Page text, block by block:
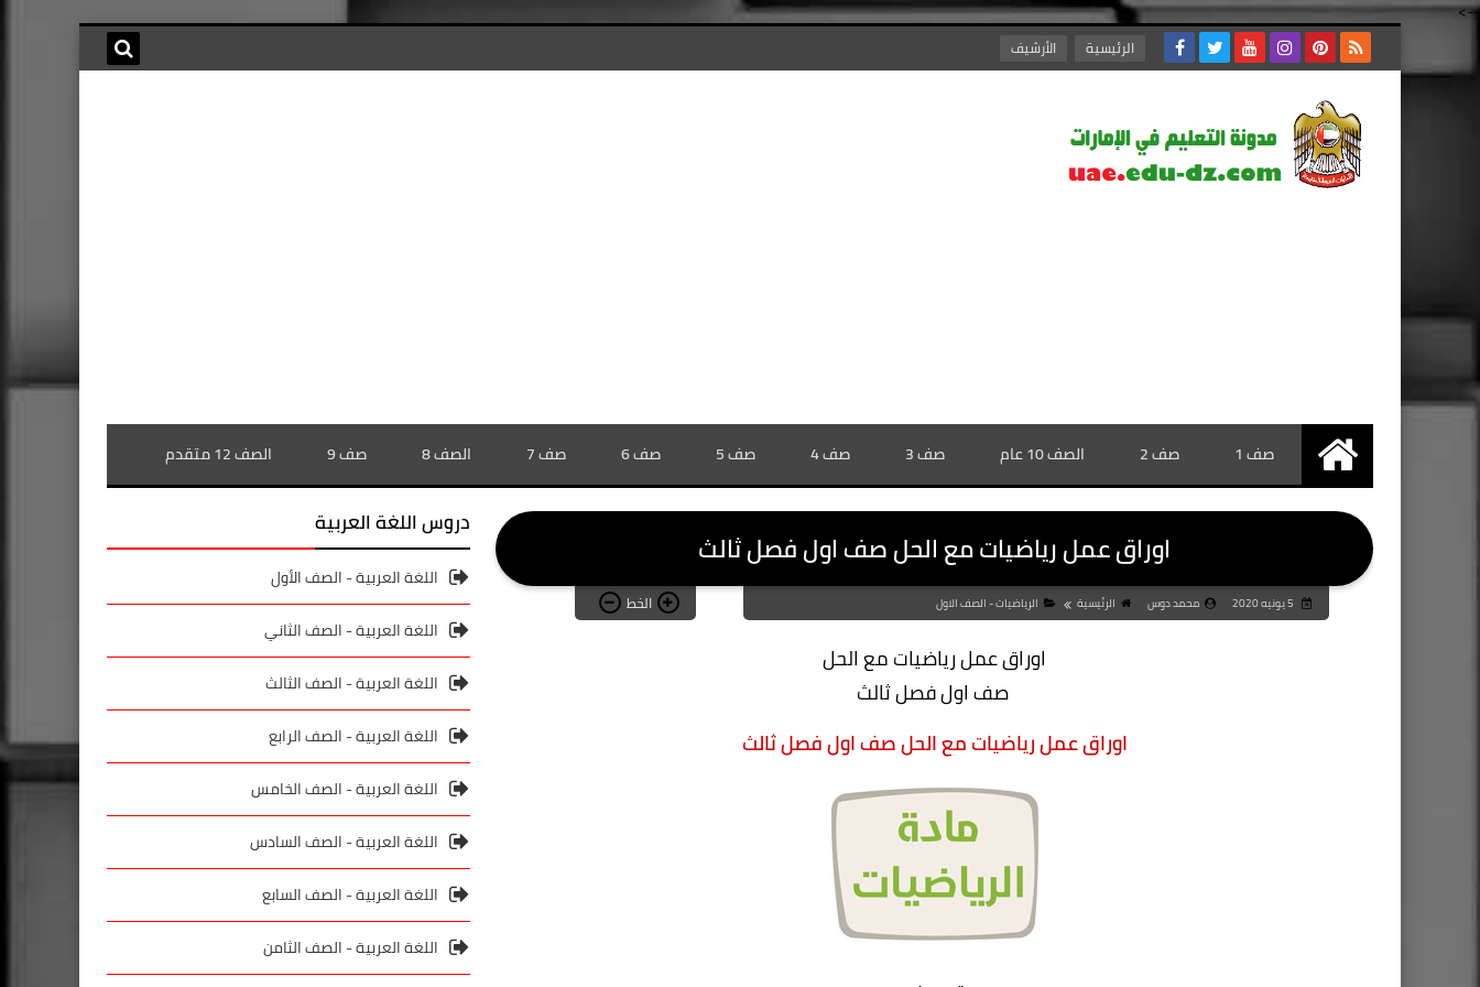
-->
الرئيسية الأرشيف
الرئيسية صف 1 صف 2 الصف 10 عام صف 3 صف 4 صف 5 صف 6 صف 7 الصف 8 صف 9 الصف 12 متقدم
اوراق عمل رياضيات مع الحل صف اول فصل ثالث
محمد دوس الرئيسية الرياضيات - الصف الاول الخط
اوراق عمل رياضيات مع الحل
صف اول فصل ثالث
اوراق عمل رياضيات مع الحل صف اول فصل ثالث
دروس اللغة العربية
اللغة العربية - الصف الأول
اللغة العربية - الصف الثاني
اللغة العربية - الصف الثالث
اللغة العربية - الصف الرابع
اللغة العربية - الصف الخامس
اللغة العربية - الصف السادس
اللغة العربية - الصف السابع
اللغة العربية - الصف الثامن